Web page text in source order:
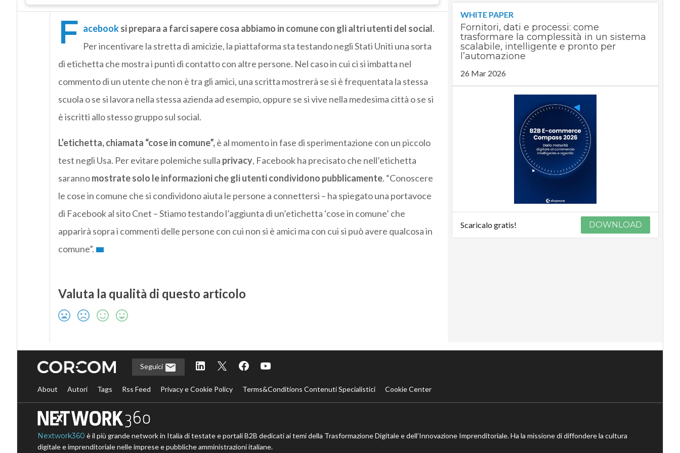
F acebooksi prepara a farci sapere cosa abbiamo in comune con gli altri utenti del social.
Per incentivare la stretta di amicizie, la piattaforma sta testando negli Stati Uniti una sorta
di etichetta che mostra i punti di contatto con altre persone. Nel caso in cui ci si imbatta nel
commento di un utente che non è tra gli amici, una scritta mostrerà se si è frequentata la stessa
scuola o se si lavora nella stessa azienda ad esempio, oppure se si vive nella medesima città o se si
è iscritti allo stesso gruppo sul social.
L’etichetta, chiamata “cose in comune”,è al momento in fase di sperimentazione con un piccolo
test negli Usa. Per evitare polemiche sulla privacy, Facebook ha precisato che nell’etichetta
sarannomostrate solo le informazioni che gli utenti condividono pubblicamente. “Conoscere
le cose in comune che si condividono aiuta le persone a connettersi – ha spiegato una portavoce
di Facebook al sito Cnet – Stiamo testando l’aggiunta di un’etichetta ‘cose in comune’ che
apparirà sopra i commenti delle persone con cui non si è amici ma con cui si può avere qualcosa in
comune”.
Valuta la qualità di questo articolo
WHITE PAPER
Fornitori, dati e processi: come
trasformare la complessità in un sistema
scalabile, intelligente e pronto per
l’automazione
26 Mar 2026
Scaricalo gratis! DOWNLOAD
Seguici
About Autori Tags Rss Feed Privacy e Cookie Policy Terms&Conditions Contenuti Specialistici Cookie Center
Nextwork360 è il più grande network in Italia di testate e portali B2B dedicati ai temi della Trasformazione Digitale e dell’Innovazione Imprenditoriale. Ha la missione di diffondere la cultura
digitale e imprenditoriale nelle imprese e pubbliche amministrazioni italiane.